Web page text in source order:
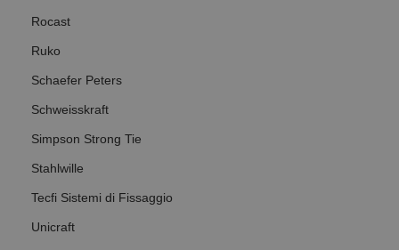
Rocast
Ruko
Schaefer Peters
Schweisskraft
Simpson Strong Tie
Stahlwille
Tecfi Sistemi di Fissaggio
Unicraft